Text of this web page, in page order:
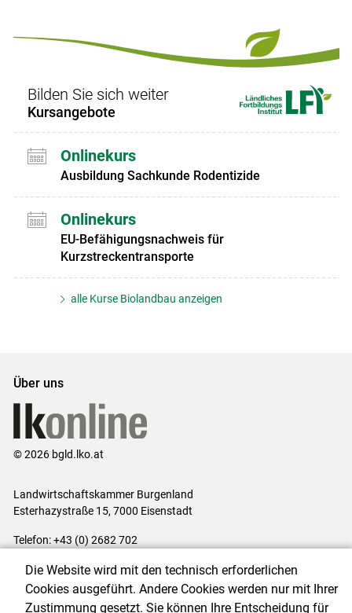
Bilden Sie sich weiter
Kursangebote
Onlinekurs
Ausbildung Sachkunde Rodentizide
Onlinekurs
EU-Befähigungsnachweis für
Kurzstreckentransporte
alle Kurse Biolandbau anzeigen
Über uns
© 2026 bgld.lko.at
Landwirtschaftskammer Burgenland
Esterhazystraße 15, 7000 Eisenstadt
Telefon: +43 (0) 2682 702
Impressum|Kontakt|Datenschutzerklärung|Barrierefreiheit|
Cookie-Einstellungen
Die Website wird mit den technisch erforderlichen
Cookies ausgeführt. Andere Cookies werden nur mit Ihrer
Zustimmung gesetzt. Sie können Ihre Entscheidung für